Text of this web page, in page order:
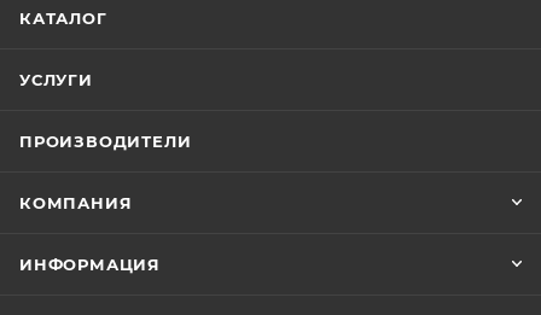
КАТАЛОГ
УСЛУГИ
ПРОИЗВОДИТЕЛИ
КОМПАНИЯ
ИНФОРМАЦИЯ